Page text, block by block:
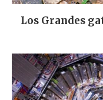
Los Grandes